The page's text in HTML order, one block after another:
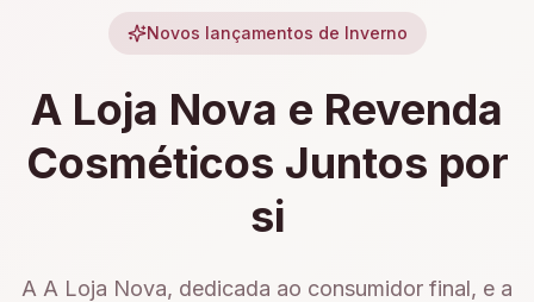
Novos lançamentos de Inverno
A Loja Nova e Revenda
Cosméticos Juntos por
si
A A Loja Nova, dedicada ao consumidor final, e a